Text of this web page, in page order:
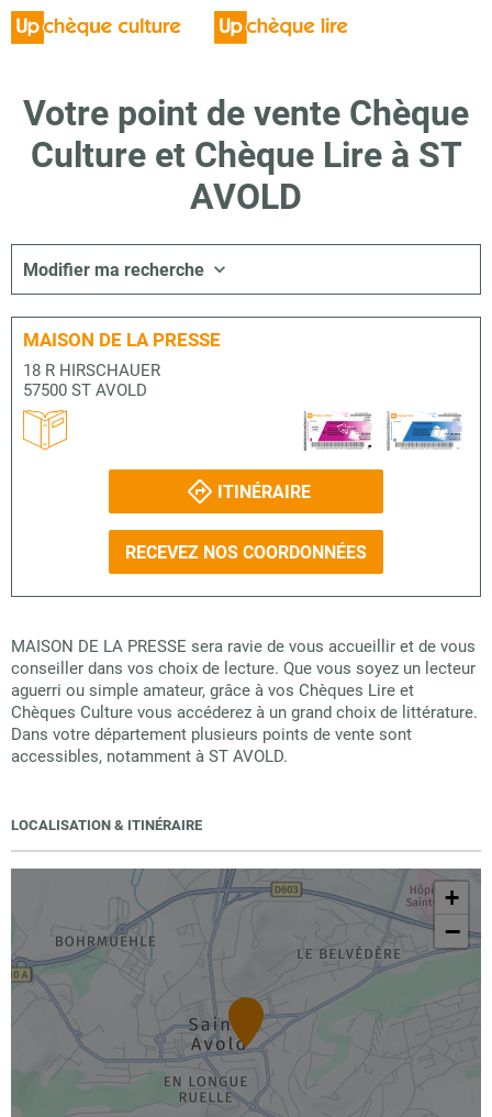
Votre point de vente Chèque
Culture et Chèque Lire à ST
AVOLD
Modifier ma recherche
MAISON DE LA PRESSE
18 R HIRSCHAUER
57500 ST AVOLD
ITINÉRAIRE
RECEVEZ NOS COORDONNÉES
MAISON DE LA PRESSE sera ravie de vous accueillir et de vous
conseiller dans vos choix de lecture. Que vous soyez un lecteur
aguerri ou simple amateur, grâce à vos Chèques Lire et
Chèques Culture vous accéderez à un grand choix de littérature.
Dans votre département plusieurs points de vente sont
accessibles, notamment à ST AVOLD.
LOCALISATION & ITINÉRAIRE
+
−